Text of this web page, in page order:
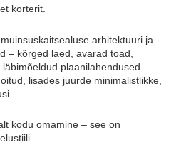
korterit.
arhitektuuri ja
– kõrged laed, avarad toad,
plaanilahendused.
lisades juurde minimalistlikke,
kodu omamine – see on